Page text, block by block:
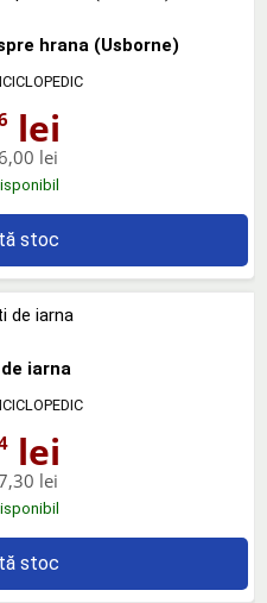
hrana (Usborne)
lei
lei
stoc
iarna
lei
lei
stoc